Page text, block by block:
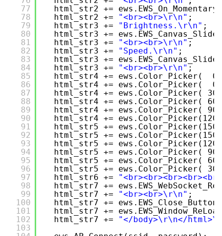
77
78
79
80
81
82
83
84
85
86
87
88
89
90
91
92
93
94
95
96
97
98
99
100
101
102
103
html_str2 +=
html_str2 +=
"<br><br>\r\n" ;
html_str3 +=
"Brightness.\r\n" ;
html_str3 +=
html_str3 +=
"<br><br>\r\n" ;
html_str3 +=
"Speed.\r\n" ;
html_str3 +=
html_str3 +=
"<br><br>\r\n" ;
html_str4 += ews.Color_Picker(
html_str4 += ews.Color_Picker(
html_str4 += ews.Color_Picker(
html_str4 += ews.Color_Picker(
html_str4 += ews.Color_Picker(
html_str4 +=
html_str5 +=
html_str5 +=
html_str5 +=
html_str5 += ews.Color_Picker(
html_str5 += ews.Color_Picker(
html_str5 += ews.Color_Picker(
html_str6 +=
html_str7 +=
html_str7 +=
"<br><br>\r\n" ;
html_str7 +=
html_str7 +=
html_str7 +=
"</body>\r\n</